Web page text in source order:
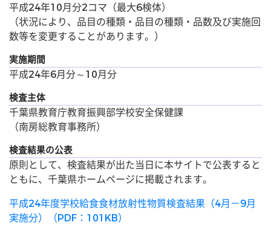
平成24年10月分2コマ（最大6検体）
（状況により、品目の種類・品目の種類・品数及び実施回
数等を変更することがあります。）
実施期間
平成24年6月分～10月分
検査主体
千葉県教育庁教育振興部学校安全保健課
（南房総教育事務所）
検査結果の公表
原則として、検査結果が出た当日に本サイトで公表すると
ともに、千葉県ホームページに掲載されます。
平成24年度学校給食食材放射性物質検査結果（4月－9月
実施分）（PDF：101KB）